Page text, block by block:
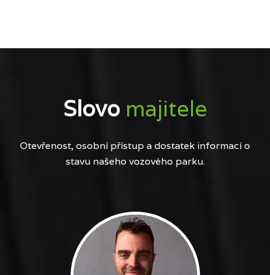
Slovo majitele
Otevřenost, osobní přístup a dostatek informací o
stavu našeho vozového parku.